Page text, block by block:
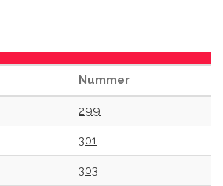
Nummer
299
301
303